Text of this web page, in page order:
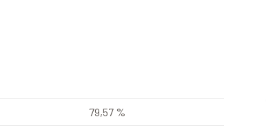
79,57 %